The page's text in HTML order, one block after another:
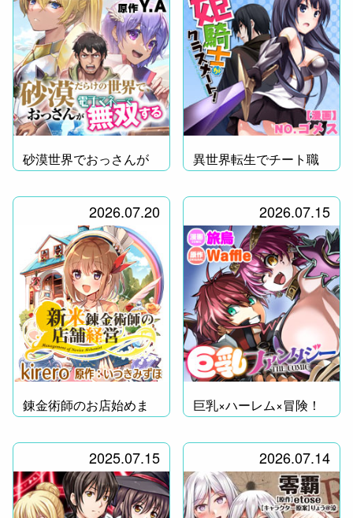
砂漠世界でおっさんが
無双！
異世界転生でチート職
業「魔隷術師」をゲッ
2026.07.20
錬金術師のお店始めま
した！
2026.07.15
巨乳×ハーレム×冒険！
2025.07.15 2026.07.14